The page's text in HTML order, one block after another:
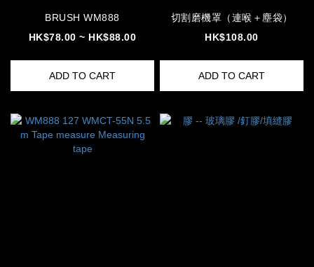
BRUSH WM888
HK$78.00 ~ HK$88.00
ADD TO CART
切割磨機罩（連喉＋塵袋）
HK$108.00
ADD TO CART